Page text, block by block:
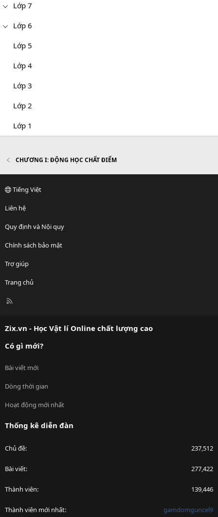
Lớp 7
Lớp 6
Lớp 5
Lớp 4
Lớp 3
Lớp 2
Lớp 1
CHƯƠNG I: ĐỘNG HỌC CHẤT ĐIỂM
Tiếng Việt
Liên hệ
Quy định và Nội quy
Chính sách bảo mật
Trợ giúp
Trang chủ
R
Zix.vn - Học Vật lí Online chất lượng cao
Có gì mới?
Bài viết mới
Dòng thời gian
Hoạt động mới nhất
Thống kê diễn đàn
Chủ đề 237,512
Bài viết 277,422
Thành viên 139,446
Thành viên mới nhất gamdomguncel9